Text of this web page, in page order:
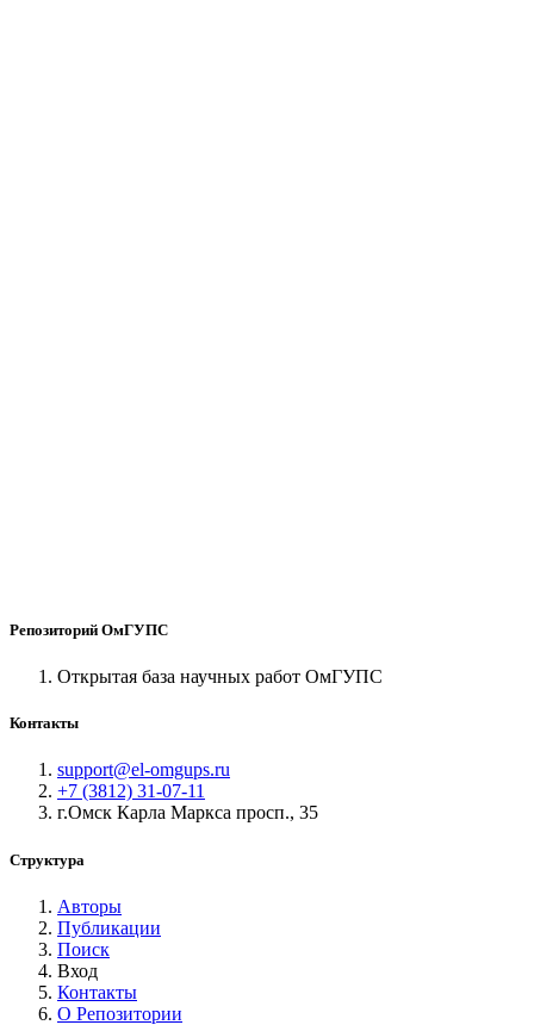
Репозиторий ОмГУПС
Открытая база научных работ ОмГУПС
Контакты
support@el-omgups.ru
+7 (3812) 31-07-11
г.Омск Карла Маркса просп., 35
Структура
Авторы
Публикации
Поиск
Вход
Контакты
О Репозитории